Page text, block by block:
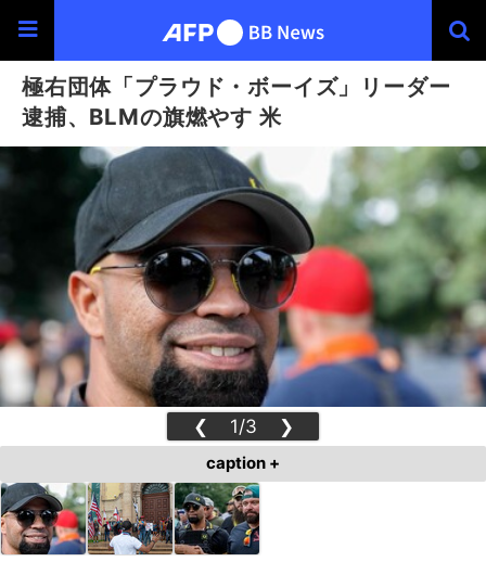
極右団体「プラウド・ボーイズ」リーダー
逮捕、BLMの旗燃やす 米
❮ 1/3 ❯
caption +